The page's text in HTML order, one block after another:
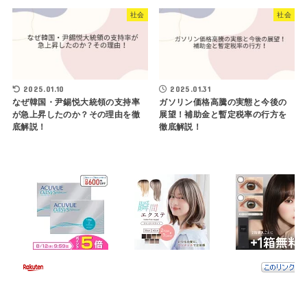
社会
2025.01.10
なぜ韓国・尹錫悦大統領の支持率
が急上昇したのか？その理由を徹
底解説！
社会
2025.01.31
ガソリン価格高騰の実態と今後の
展望！補助金と暫定税率の行方を
徹底解説！